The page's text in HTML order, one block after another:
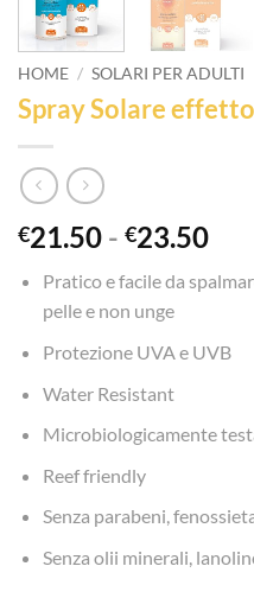
HOME / SOLARI PER ADULTI
Spray Solare
€21.50 - €23.50
Pratico e facile da
pelle e non unge
Protezione UVA e UVB
Water Resistant
Microbiologicamente
Reef friendly
Senza parabeni,
Senza olii minerali,